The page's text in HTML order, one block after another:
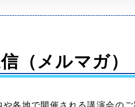
（メルマガ）
各地で開催される講演会のご